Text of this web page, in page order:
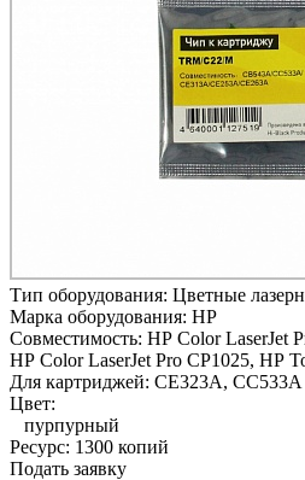
Тип оборудования: Цветные
Марка оборудования: HP
Совместимость: HP Color LaserJet
HP Color LaserJet Pro CP1025, HP
Для картриджей: CE323A, CC533A
Цвет:
пурпурный
Ресурс: 1300 копий
Подать заявку